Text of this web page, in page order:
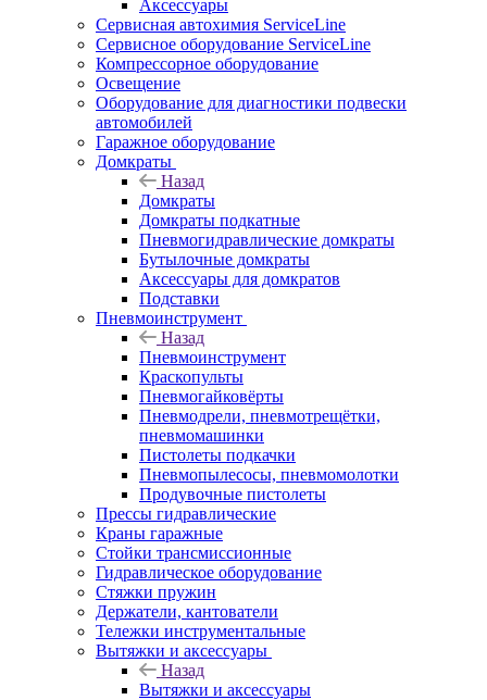
Аксессуары
Сервисная автохимия ServiceLine
Сервисное оборудование ServiceLine
Компрессорное оборудование
Освещение
Оборудование для диагностики подвески
автомобилей
Гаражное оборудование
Домкраты
Назад
Домкраты
Домкраты подкатные
Пневмогидравлические домкраты
Бутылочные домкраты
Аксессуары для домкратов
Подставки
Пневмоинструмент
Назад
Пневмоинструмент
Краскопульты
Пневмогайковёрты
Пневмодрели, пневмотрещётки,
пневмомашинки
Пистолеты подкачки
Пневмопылесосы, пневмомолотки
Продувочные пистолеты
Прессы гидравлические
Краны гаражные
Стойки трансмиссионные
Гидравлическое оборудование
Стяжки пружин
Держатели, кантователи
Тележки инструментальные
Вытяжки и аксессуары
Назад
Вытяжки и аксессуары